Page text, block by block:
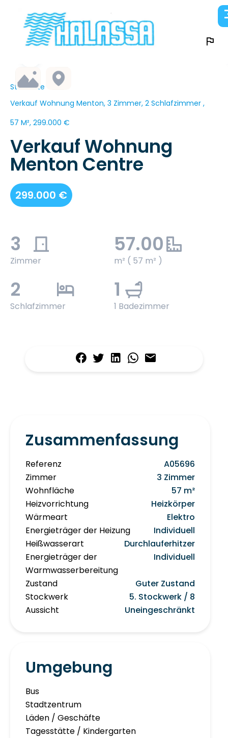
Startseite
Verkauf Wohnung Menton, 3 Zimmer, 2 Schlafzimmer ,
57 M², 299.000 €
Verkauf Wohnung
Menton Centre
299.000 €
3
Zimmer
57.00
m² ( 57 m² )
2
Schlafzimmer
1
1 Badezimmer
Zusammenfassung
Referenz
A05696
Zimmer
3 Zimmer
Wohnfläche
57 m²
Heizvorrichtung
Heizkörper
Wärmeart
Elektro
Energieträger der Heizung
Individuell
Heißwasserart
Durchlauferhitzer
Energieträger der
Warmwasserbereitung
Individuell
Zustand
Guter Zustand
Stockwerk
5. Stockwerk / 8
Aussicht
Uneingeschränkt
Umgebung
Bus
Stadtzentrum
Läden / Geschäfte
Tagesstätte / Kindergarten